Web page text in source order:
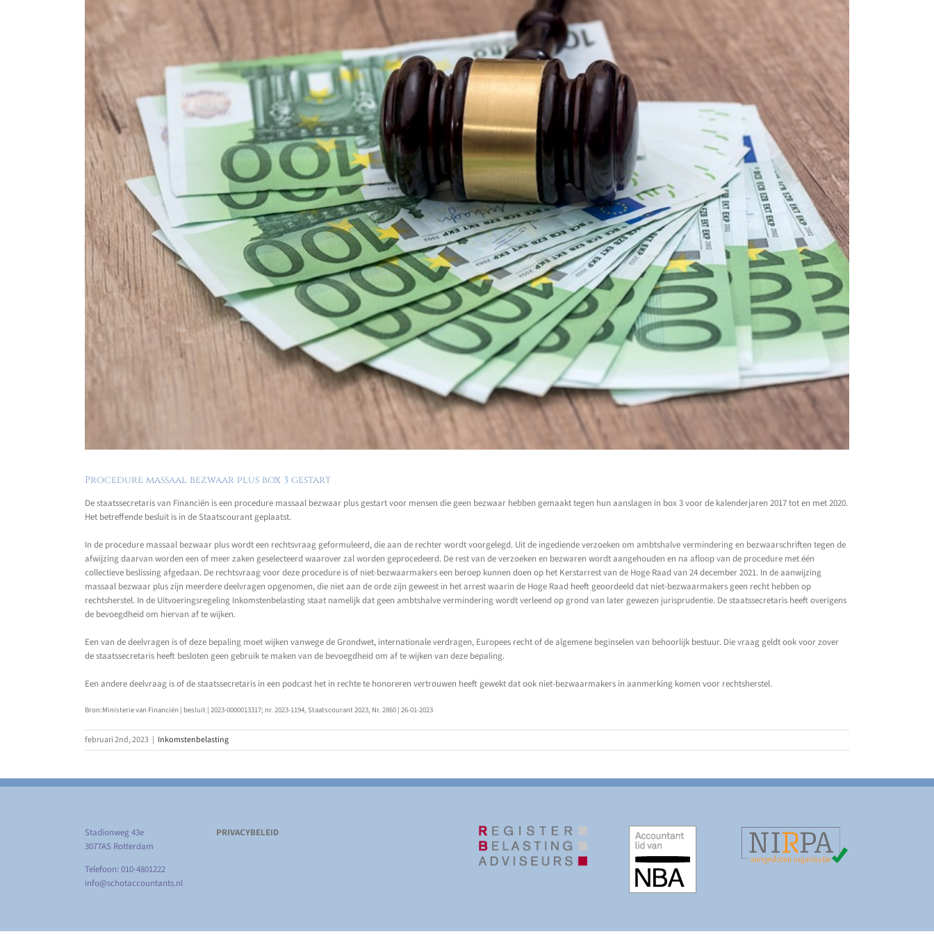
Procedure massaal bezwaar plus box 3 gestart
De staatssecretaris van Financiën is een procedure massaal bezwaar plus gestart voor mensen die geen bezwaar hebben gemaakt tegen hun aanslagen in box 3 voor de kalenderjaren 2017 tot en met 2020.
Het betreffende besluit is in de Staatscourant geplaatst.
In de procedure massaal bezwaar plus wordt een rechtsvraag geformuleerd, die aan de rechter wordt voorgelegd. Uit de ingediende verzoeken om ambtshalve vermindering en bezwaarschriften tegen de
afwijzing daarvan worden een of meer zaken geselecteerd waarover zal worden geprocedeerd. De rest van de verzoeken en bezwaren wordt aangehouden en na afloop van de procedure met één
collectieve beslissing afgedaan. De rechtsvraag voor deze procedure is of niet-bezwaarmakers een beroep kunnen doen op het Kerstarrest van de Hoge Raad van 24 december 2021. In de aanwijzing
massaal bezwaar plus zijn meerdere deelvragen opgenomen, die niet aan de orde zijn geweest in het arrest waarin de Hoge Raad heeft geoordeeld dat niet-bezwaarmakers geen recht hebben op
rechtsherstel. In de Uitvoeringsregeling Inkomstenbelasting staat namelijk dat geen ambtshalve vermindering wordt verleend op grond van later gewezen jurisprudentie. De staatssecretaris heeft overigens
de bevoegdheid om hiervan af te wijken.
Een van de deelvragen is of deze bepaling moet wijken vanwege de Grondwet, internationale verdragen, Europees recht of de algemene beginselen van behoorlijk bestuur. Die vraag geldt ook voor zover
de staatssecretaris heeft besloten geen gebruik te maken van de bevoegdheid om af te wijken van deze bepaling.
Een andere deelvraag is of de staatssecretaris in een podcast het in rechte te honoreren vertrouwen heeft gewekt dat ook niet-bezwaarmakers in aanmerking komen voor rechtsherstel.
Bron:Ministerie van Financiën | besluit | 2023-0000013317; nr. 2023-1194, Staatscourant 2023, Nr. 2860 | 26-01-2023
februari 2nd, 2023 | Inkomstenbelasting
Stadionweg 43e
3077AS Rotterdam
Telefoon: 010-4801222
info@schotaccountants.nl
PRIVACYBELEID